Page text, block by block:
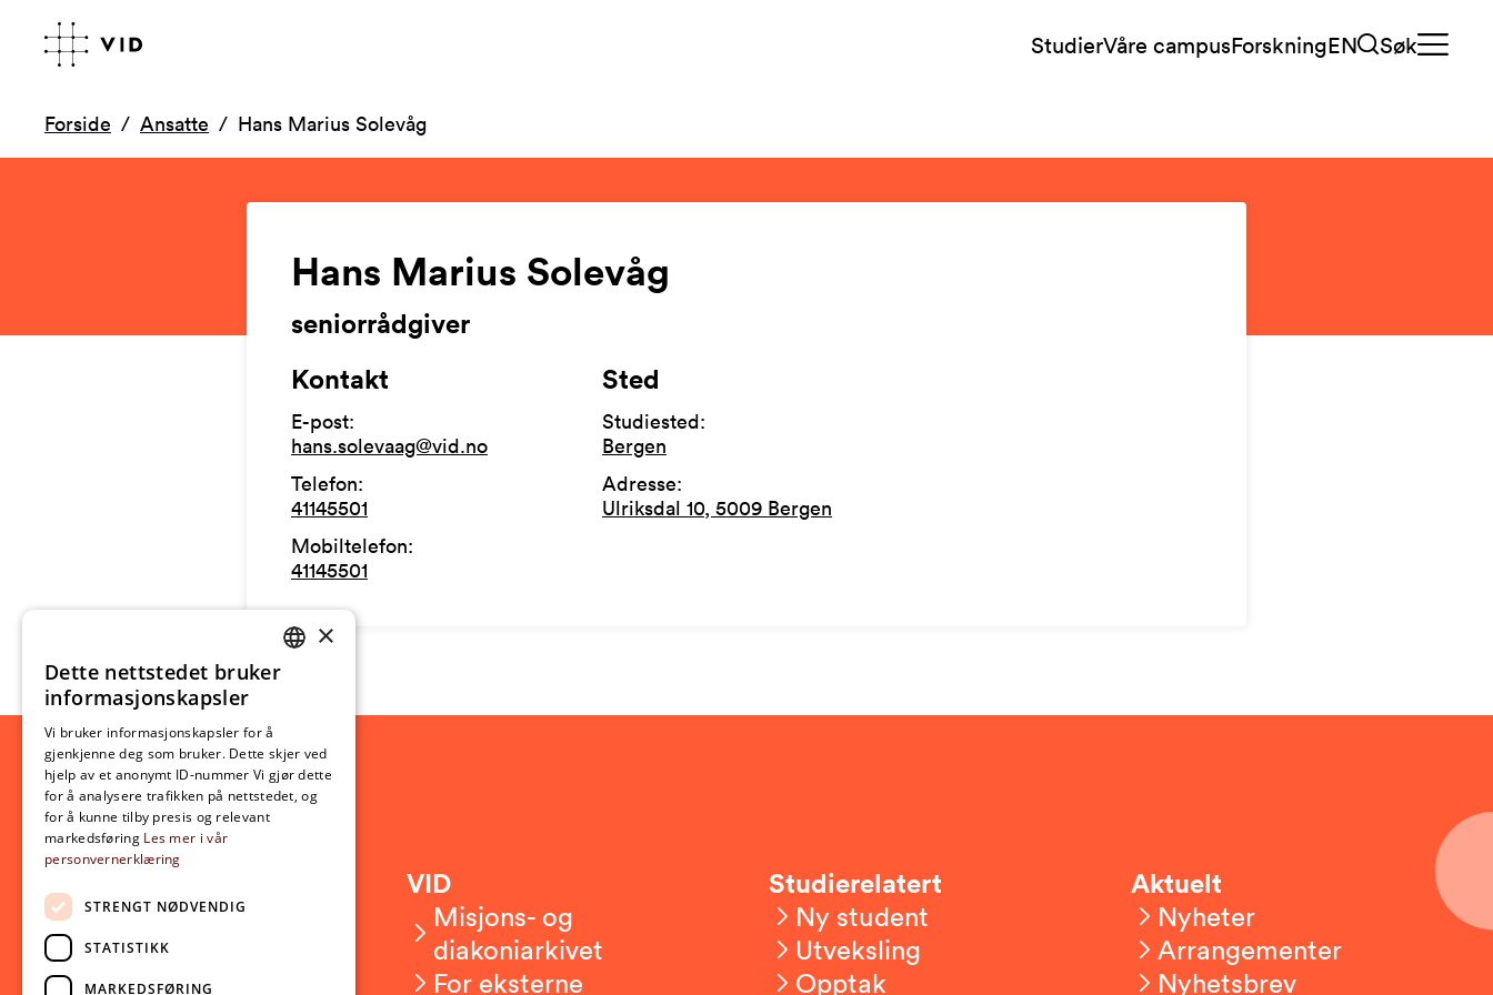
StudierVåre campusForskningEN Søk
Forside Ansatte Hans Marius Solevåg
Hans Marius Solevåg
seniorrådgiver
Kontakt
E-post:
hans.solevaag@vid.no
Telefon:
41145501
Mobiltelefon:
41145501
Sted
Studiested:
Bergen
Adresse:
Ulriksdal 10, 5009 Bergen
Kontakt oss
Om VID
Ansatte
VID
Misjons- og
diakoniarkivet
For eksterne
Studierelatert
Ny student
Utveksling
Opptak
Aktuelt
Nyheter
Arrangementer
Nyhetsbrev
NORWEGIAN
×
Dette nettstedet bruker
informasjonskapsler
Vi bruker informasjonskapsler for å
gjenkjenne deg som bruker. Dette skjer ved
hjelp av et anonymt ID-nummer Vi gjør dette
for å analysere trafikken på nettstedet, og
for å kunne tilby presis og relevant
markedsføring Les mer i vår
personvernerklæring
STRENGT NØDVENDIG
STATISTIKK
MARKEDSFØRING